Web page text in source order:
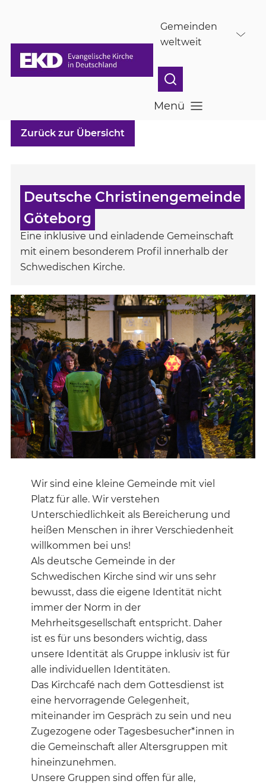
Gemeinden
weltweit
Menü
Menü öffnen
Zurück zur Übersicht
Deutsche Christinengemeinde
Göteborg
Eine inklusive und einladende Gemeinschaft
mit einem besonderem Profil innerhalb der
Schwedischen Kirche.
Wir sind eine kleine Gemeinde mit viel
Platz für alle. Wir verstehen
Unterschiedlichkeit als Bereicherung und
heißen Menschen in ihrer Verschiedenheit
willkommen bei uns!
Als deutsche Gemeinde in der
Schwedischen Kirche sind wir uns sehr
bewusst, dass die eigene Identität nicht
immer der Norm in der
Mehrheitsgesellschaft entspricht. Daher
ist es für uns besonders wichtig, dass
unsere Identität als Gruppe inklusiv ist für
alle individuellen Identitäten.
Das Kirchcafé nach dem Gottesdienst ist
eine hervorragende Gelegenheit,
miteinander im Gespräch zu sein und neu
Zugezogene oder Tagesbesucher*innen in
die Gemeinschaft aller Altersgruppen mit
hineinzunehmen.
Unsere Gruppen sind offen für alle,